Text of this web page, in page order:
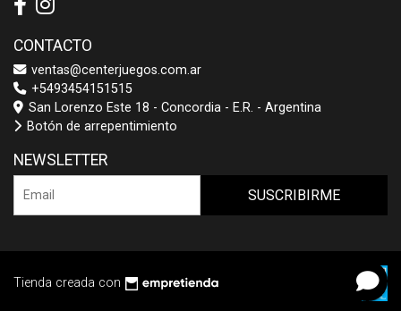
CONTACTO
ventas@centerjuegos.com.ar
+5493454151515
San Lorenzo Este 18 - Concordia - E.R. - Argentina
Botón de arrepentimiento
NEWSLETTER
SUSCRIBIRME
Tienda creada con